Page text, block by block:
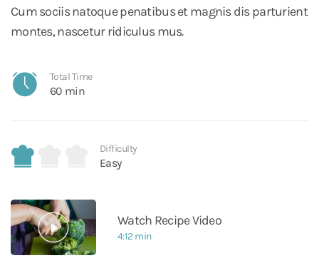
Cum sociis natoque penatibus et magnis dis parturient
montes, nascetur ridiculus mus.
Total Time
60 min
Difficulty
Easy
Watch Recipe Video
4:12 min